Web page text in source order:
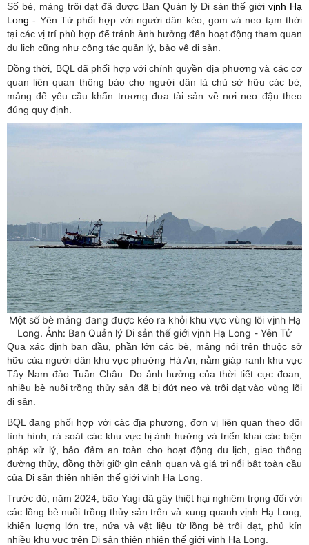
Số bè, mảng trôi dạt đã được Ban Quản lý Di sản thế giớivịnh Hạ
Long - Yên Tử phối hợp với người dân kéo, gom và neo tạm thời
tại các vị trí phù hợp để tránh ảnh hưởng đến hoạt động tham quan
du lịch cũng như công tác quản lý, bảo vệ di sản.
Đồng thời, BQL đã phối hợp với chính quyền địa phương và các cơ
quan liên quan thông báo cho người dân là chủ sở hữu các bè,
mảng để yêu cầu khẩn trương đưa tài sản về nơi neo đậu theo
đúng quy định.
Một số bè mảng đang được kéo ra khỏi khu vực vùng lõi vịnh Hạ
Long. Ảnh: Ban Quản lý Di sản thế giới vịnh Hạ Long - Yên Tử
Qua xác định ban đầu, phần lớn các bè, mảng nói trên thuộc sở
hữu của người dân khu vực phường Hà An, nằm giáp ranh khu vực
Tây Nam đảo Tuần Châu. Do ảnh hưởng của thời tiết cực đoan,
nhiều bè nuôi trồng thủy sản đã bị đứt neo và trôi dạt vào vùng lõi
di sản.
BQL đang phối hợp với các địa phương, đơn vị liên quan theo dõi
tình hình, rà soát các khu vực bị ảnh hưởng và triển khai các biện
pháp xử lý, bảo đảm an toàn cho hoạt động du lịch, giao thông
đường thủy, đồng thời giữ gìn cảnh quan và giá trị nổi bật toàn cầu
của Di sản thiên nhiên thế giới vịnh Hạ Long.
Trước đó, năm 2024, bão Yagi đã gây thiệt hại nghiêm trọng đối với
các lồng bè nuôi trồng thủy sản trên và xung quanh vịnh Hạ Long,
khiến lượng lớn tre, nứa và vật liệu từ lồng bè trôi dạt, phủ kín
nhiều khu vực trên Di sản thiên nhiên thế giới vịnh Hạ Long.